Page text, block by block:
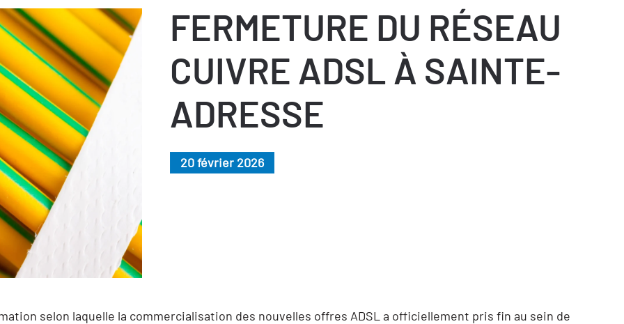
FERMETURE DU RÉSEAU
CUIVRE ADSL À SAINTE-
ADRESSE
20 février 2026
selon laquelle la commercialisation des nouvelles offres ADSL a officiellement pris fin au sein de